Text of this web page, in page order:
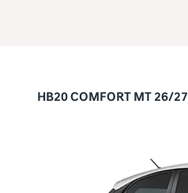
HB20 COMFORT MT 26/27